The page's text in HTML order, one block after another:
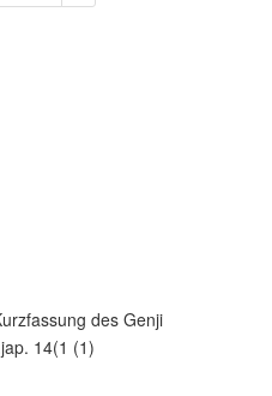
des Genji
14(1 (1)